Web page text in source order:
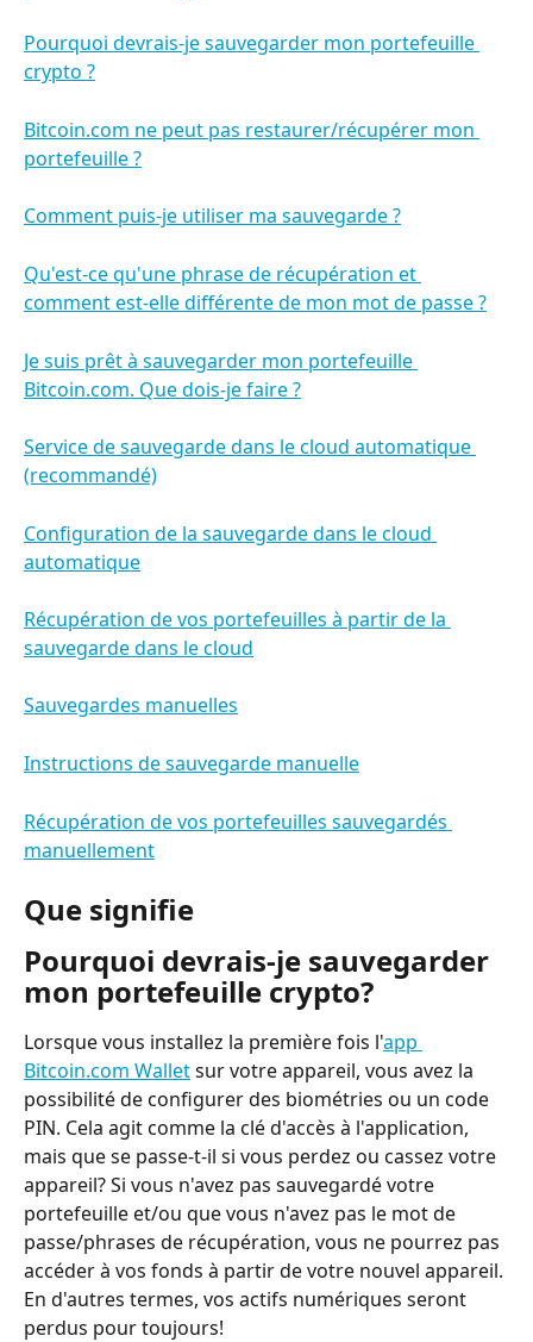
Pourquoi devrais-je sauvegarder mon portefeuille
crypto ?
Bitcoin.com ne peut pas restaurer/récupérer mon
portefeuille ?
Comment puis-je utiliser ma sauvegarde ?
Qu'est-ce qu'une phrase de récupération et
comment est-elle différente de mon mot de passe ?
Je suis prêt à sauvegarder mon portefeuille
Bitcoin.com. Que dois-je faire ?
Service de sauvegarde dans le cloud automatique
(recommandé)
Configuration de la sauvegarde dans le cloud
automatique
Récupération de vos portefeuilles à partir de la
sauvegarde dans le cloud
Sauvegardes manuelles
Instructions de sauvegarde manuelle
Récupération de vos portefeuilles sauvegardés
manuellement
Que signifie
Pourquoi devrais-je sauvegarder
mon portefeuille crypto?
Lorsque vous installez la première fois l'app
Bitcoin.com Wallet sur votre appareil, vous avez la
possibilité de configurer des biométries ou un code
PIN. Cela agit comme la clé d'accès à l'application,
mais que se passe-t-il si vous perdez ou cassez votre
appareil? Si vous n'avez pas sauvegardé votre
portefeuille et/ou que vous n'avez pas le mot de
passe/phrases de récupération, vous ne pourrez pas
accéder à vos fonds à partir de votre nouvel appareil.
En d'autres termes, vos actifs numériques seront
perdus pour toujours!